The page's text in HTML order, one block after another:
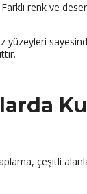
Farklı renk ve
yüzeyleri
çeşitli